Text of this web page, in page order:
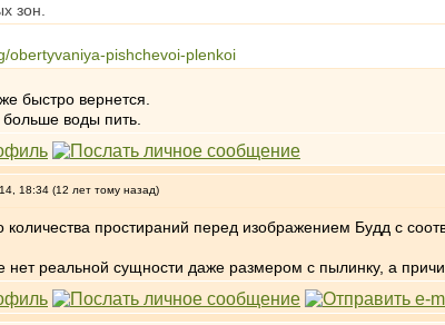
зон.
obertyvaniya-pishchevoi-plenkoi
быстро вернется.
воды пить.
18:34 (12 лет тому назад)
простираний перед изображением Будд с
нет реальной сущности даже размером с пылинку, а